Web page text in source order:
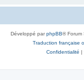
Développé parphpBB® Forum
Traduction française
Confidentialité |